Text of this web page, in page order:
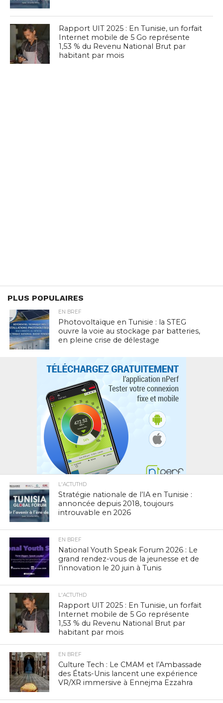
Rapport UIT 2025 : En Tunisie, un forfait
Internet mobile de 5 Go représente
1,53 % du Revenu National Brut par
habitant par mois
PLUS POPULAIRES
EN BREF
Photovoltaïque en Tunisie : la STEG
ouvre la voie au stockage par batteries,
en pleine crise de délestage
L'ACTUTHD
Stratégie nationale de l’IA en Tunisie :
annoncée depuis 2018, toujours
introuvable en 2026
EN BREF
National Youth Speak Forum 2026 : Le
grand rendez-vous de la jeunesse et de
l’innovation le 20 juin à Tunis
L'ACTUTHD
Rapport UIT 2025 : En Tunisie, un forfait
Internet mobile de 5 Go représente
1,53 % du Revenu National Brut par
habitant par mois
EN BREF
Culture Tech : Le CMAM et l’Ambassade
des États-Unis lancent une expérience
VR/XR immersive à Ennejma Ezzahra